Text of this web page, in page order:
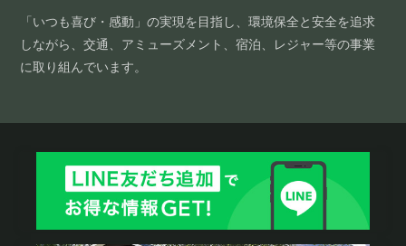
「いつも喜び・感動」の実現を目指し、環境保全と安全を追求
しながら、交通、アミューズメント、宿泊、レジャー等の事業
に取り組んでいます。